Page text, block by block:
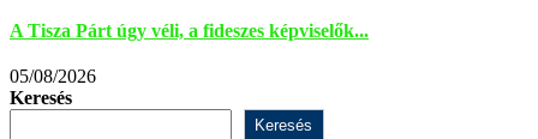
A Tisza Párt úgy véli, a fideszes képviselők...
05/08/2026
Keresés
Keresés